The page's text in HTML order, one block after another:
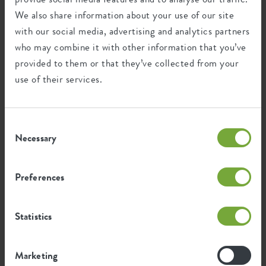
We also share information about your use of our site
with our social media, advertising and analytics partners
who may combine it with other information that you’ve
provided to them or that they’ve collected from your
use of their services.
Selection
Necessary
Preferences
Statistics
Marketing
Wiederverwertung
Dieses Produkt besteht zu 100% aus
Post-Verbraucher-Abfällen und zu 0% aus
Post-industriellen Abfällen.
Zertifikate Garantie
Jahre
UV-beständig